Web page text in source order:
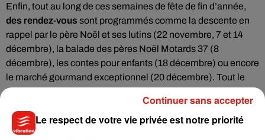
Enfin, tout au long de ces semaines de fête de fin d’année,
des rendez-vous sont programmés comme la descente en
rappel par le père Noël et ses lutins (22 novembre, 7 et 14
décembre), la balade des pères Noël Motards 37 (8
décembre), les contes pour enfants (18 décembre) ou encore
le marché gourmand exceptionnel (20 décembre). Tout le
programme des festivités est à retrouver
sur le site de la ville
Le grand sapin est arrivé �xÊ�x} #Tours
Le respect de votre vie privée est notre priorité
Continuer sans accepter